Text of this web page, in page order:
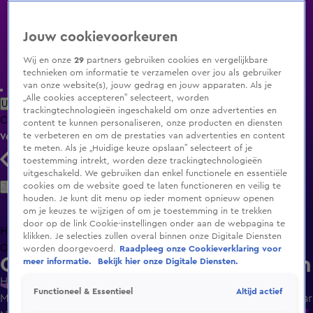
Uitzending Gemist Populaire programma's Zenders Genres
ClipsFilmsRadioSmart TV inlogShop
Volg KIJK
Zoeken
HomeUitzending Gemist Programma's De Bondgenoten
OranjezomerLivestreamsShop
Oeps... pagina niet gevonden
Helaas kunnen we de pagina die je zoekt niet vinden.
Mogelijk is de pagina verwijderd of tijdelijk niet beschikbaar
Jouw cookievoorkeuren
Wij en onze29 partners gebruiken cookies en vergelijkbare
technieken om informatie te verzamelen over jou als gebruiker
van onze website(s), jouw gedrag en jouw apparaten. Als je
„Alle cookies accepteren” selecteert, worden
trackingtechnologieën ingeschakeld om onze advertenties en
content te kunnen personaliseren, onze producten en diensten
te verbeteren en om de prestaties van advertenties en content
te meten. Als je „Huidige keuze opslaan” selecteert of je
toestemming intrekt, worden deze trackingtechnologieën
uitgeschakeld. We gebruiken dan enkel functionele en essentiële
cookies om de website goed te laten functioneren en veilig te
houden. Je kunt dit menu op ieder moment opnieuw openen
om je keuzes te wijzigen of om je toestemming in te trekken
door op de link Cookie-instellingen onder aan de webpagina te
klikken. Je selecties zullen overal binnen onze Digitale Diensten
worden doorgevoerd.
Raadpleeg onze Cookieverklaring voor
meer informatie.
Bekijk hier onze Digitale Diensten.
Functioneel & Essentieel Altijd actief